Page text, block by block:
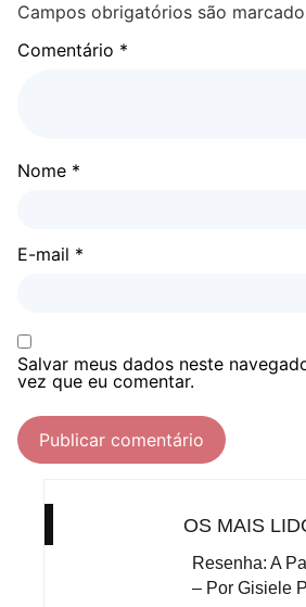
Campos obrigatórios são
Comentário *
Nome *
E-mail *
Salvar meus dados neste
vez que eu comentar.
OS MAIS
Resenha: A
– Por Gisiele